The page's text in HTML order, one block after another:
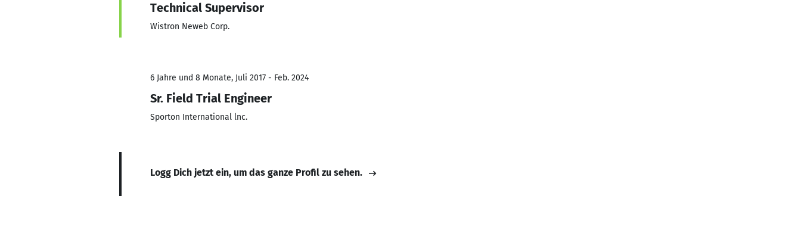
Technical Supervisor
Wistron Neweb Corp.
6 Jahre und 8 Monate, Juli 2017 - Feb. 2024
Sr. Field Trial Engineer
Sporton International lnc.
Logg Dich jetzt ein, um das ganze Profil zu sehen.